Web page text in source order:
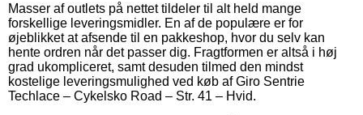
Masser af outlets på nettet tildeler til alt held mange
forskellige leveringsmidler. En af de populære er for
øjeblikket at afsende til en pakkeshop, hvor du selv kan
hente ordren når det passer dig. Fragtformen er altså i høj
grad ukompliceret, samt desuden tilmed den mindst
kostelige leveringsmulighed ved køb af Giro Sentrie
Techlace – Cykelsko Road – Str. 41 – Hvid.